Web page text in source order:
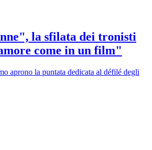
la sfilata dei tronisti
come in un film"
aprono la puntata dedicata al défilé degli